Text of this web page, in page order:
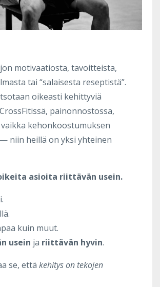
motivaatiosta, tavoitteista,
tai “salaisesta reseptistä”.
oikeasti kehittyviä
painonnostossa,
kehonkoostumuksen
niin heillä on yksi yhteinen
asioita riittävän usein.
kuin muut.
usein ja riittävän hyvin.
se, että kehitys on tekojen